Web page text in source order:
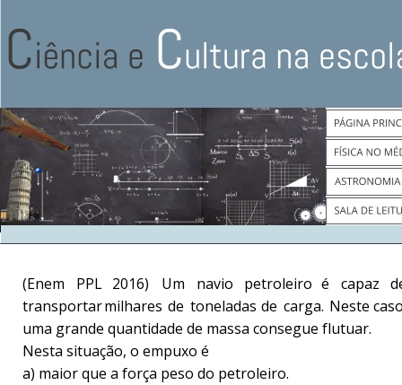
(Enem PPL 2016) Um navio petroleiro é capaz
transportarmilhares de toneladas de carga. Neste
uma grande quantidade de massa consegue flutuar.
Nesta situação, o empuxo é
a) maior que a força peso do petroleiro.